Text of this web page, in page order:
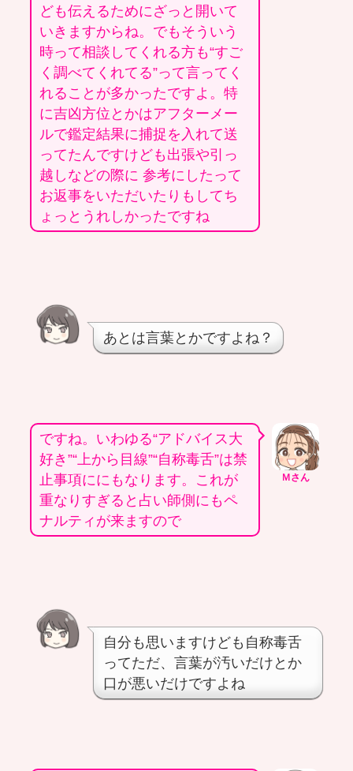
ども伝えるためにざっと開いて
いきますからね。でもそういう
時って相談してくれる方も“すご
く調べてくれてる”って言ってく
れることが多かったですよ。特
に吉凶方位とかはアフターメー
ルで鑑定結果に捕捉を入れて送
ってたんですけども出張や引っ
越しなどの際に 参考にしたって
お返事をいただいたりもしてち
ょっとうれしかったですね
あとは言葉とかですよね？
Ｍさん
ですね。いわゆる“アドバイス大
好き”“上から目線”“自称毒舌”は禁
止事項ににもなります。これが
重なりすぎると占い師側にもペ
ナルティが来ますので
自分も思いますけども自称毒舌
ってただ、言葉が汚いだけとか
口が悪いだけですよね